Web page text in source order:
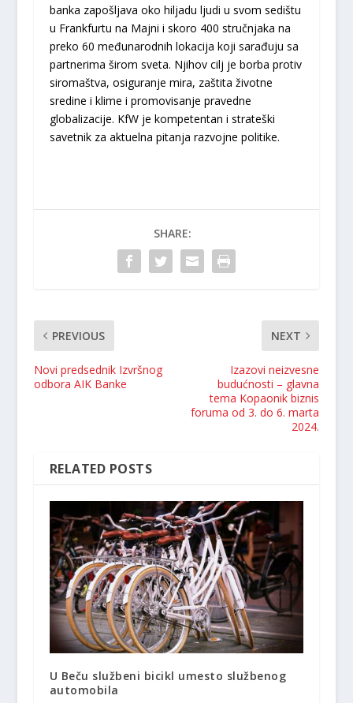
banka zapošljava oko hiljadu ljudi u svom sedištu
u Frankfurtu na Majni i skoro 400 stručnjaka na
preko 60 međunarodnih lokacija koji sarađuju sa
partnerima širom sveta. Njihov cilj je borba protiv
siromaštva, osiguranje mira, zaštita životne
sredine i klime i promovisanje pravedne
globalizacije. KfW je kompetentan i strateški
savetnik za aktuelna pitanja razvojne politike.
SHARE:
PREVIOUS
Novi predsednik Izvršnog
odbora AIK Banke
NEXT
Izazovi neizvesne
budućnosti – glavna
tema Kopaonik biznis
foruma od 3. do 6. marta
2024.
RELATED POSTS
U Beču službeni bicikl umesto službenog
automobila